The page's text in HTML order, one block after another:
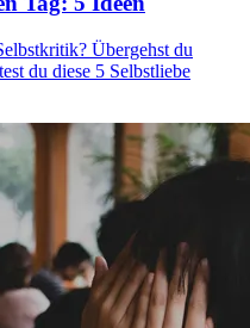
Übergehst du
du diese 5 Selbstliebe